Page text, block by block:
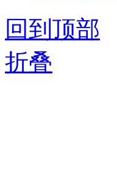
回到顶部
折叠